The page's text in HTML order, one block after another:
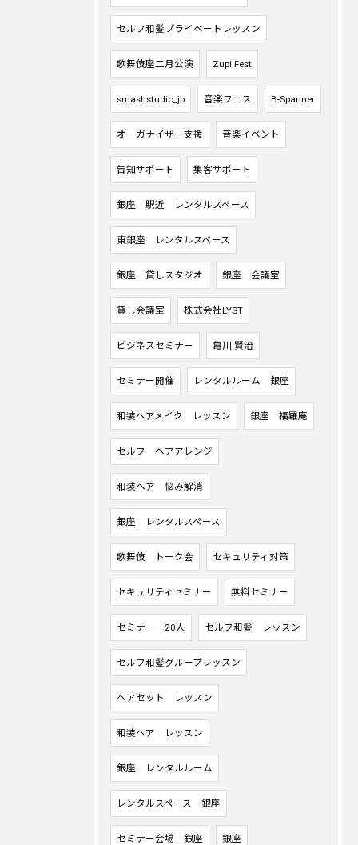
セルフ和髪プライベートレッスン
歌舞伎座二月公演 Zupi Fest
smashstudio_jp 音楽フェス B-Spanner
オーガナイザー支援 音楽イベント
告知サポート 集客サポート
銀座 駅近 レンタルスペース
東銀座 レンタルスペース
銀座 貸しスタジオ 銀座 会議室
貸し会議室 株式会社LYST
ビジネスセミナー 亀川 賢治
セミナー開催 レンタルルーム 銀座
和装ヘアメイク レッスン 銀座 福羅庵
セルフ ヘアアレンジ
和装ヘア 悩み解消
銀座 レンタルスペース
歌舞伎 トーク会 セキュリティ対策
セキュリティセミナー 無料セミナー
セミナー 20人 セルフ和髪 レッスン
セルフ和髪グループレッスン
ヘアセット レッスン
和装ヘア レッスン
銀座 レンタルルーム
レンタルスペース 銀座
セミナー会場 銀座 銀座